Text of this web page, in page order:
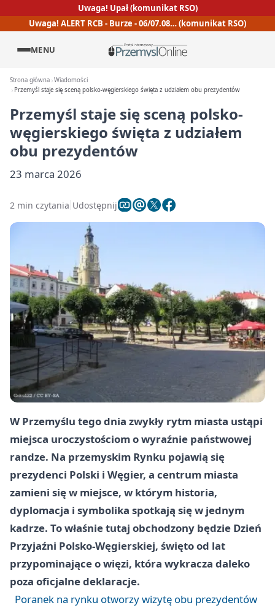
Uwaga! Upał (komunikat RSO)
Uwaga! ALERT RCB - Burze - 06/07.08… (komunikat RSO)
MENU
Strona główna Wiadomości
Przemyśl staje się sceną polsko-węgierskiego święta z udziałem obu prezydentów
Przemyśl staje się sceną polsko-
węgierskiego święta z udziałem
obu prezydentów
23 marca 2026
2 min czytania Udostępnij
W Przemyślu tego dnia zwykły rytm miasta ustąpi
miejsca uroczystościom o wyraźnie państwowej
randze. Na przemyskim Rynku pojawią się
prezydenci Polski i Węgier, a centrum miasta
zamieni się w miejsce, w którym historia,
dyplomacja i symbolika spotkają się w jednym
kadrze. To właśnie tutaj obchodzony będzie Dzień
Przyjaźni Polsko-Węgierskiej, święto od lat
przypominające o więzi, która wykracza daleko
poza oficjalne deklaracje.
Poranek na rynku otworzy wizytę obu prezydentów